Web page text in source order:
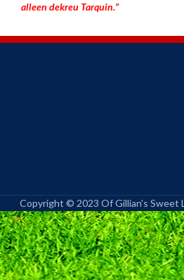
alleen dekreu Tarquin.”
Copyright © 2023 Of Gillian's Sweet